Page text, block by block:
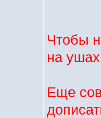
Чтобы
на
Еще